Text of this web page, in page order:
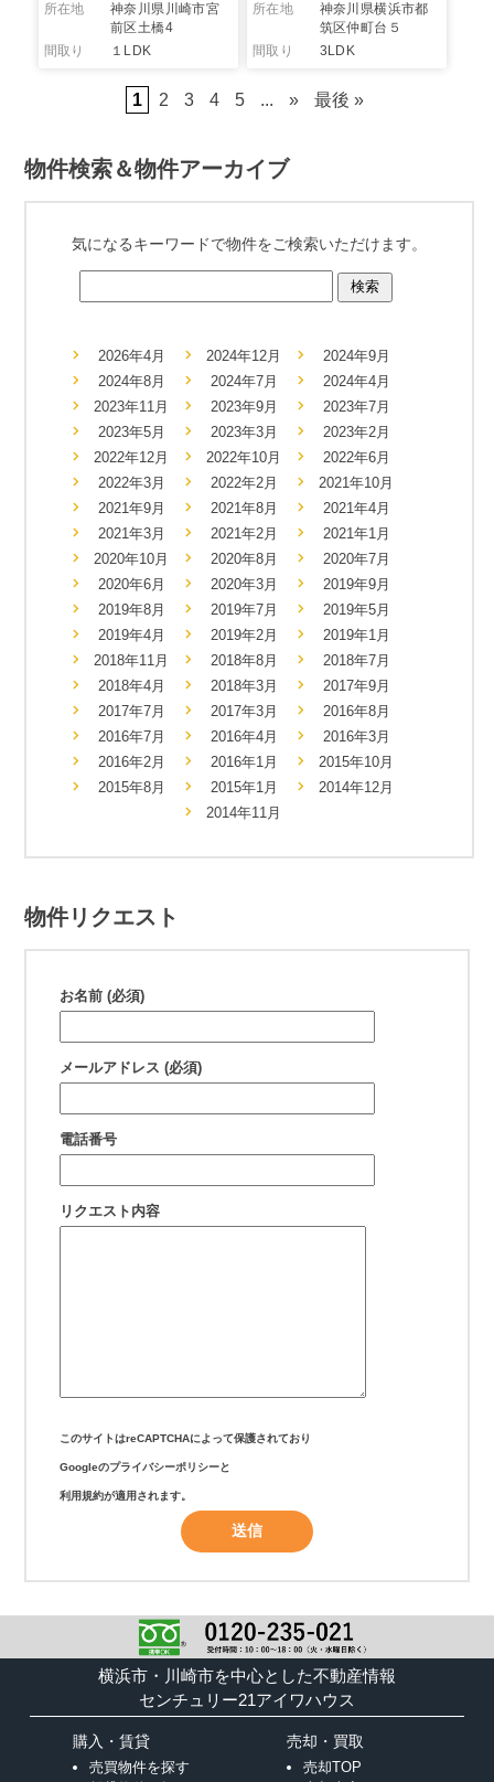
所在地
神奈川県川崎市宮
前区土橋4
間取り
１LDK
所在地
神奈川県横浜市都
筑区仲町台５
間取り
3LDK
1 2 3 4 5 ... » 最後 »
物件検索＆物件アーカイブ
気になるキーワードで物件をご検索いただけます。
2026年4月 2024年12月
2024年9月
2024年8月
2024年7月
2024年4月
2023年11月
2023年9月
2023年7月
2023年5月
2023年3月
2023年2月
2022年12月
2022年10月
2022年6月
2022年3月
2022年2月
2021年10月
2021年9月
2021年8月
2021年4月
2021年3月
2021年2月
2021年1月
2020年10月
2020年8月
2020年7月
2020年6月
2020年3月
2019年9月
2019年8月
2019年7月
2019年5月
2019年4月
2019年2月
2019年1月
2018年11月
2018年8月
2018年7月
2018年4月
2018年3月
2017年9月
2017年7月
2017年3月
2016年8月
2016年7月
2016年4月
2016年3月
2016年2月
2016年1月
2015年10月
2015年8月
2015年1月
2014年12月
2014年11月
物件リクエスト
お名前 (必須)
メールアドレス (必須)
電話番号
リクエスト内容
このサイトはreCAPTCHAによって保護されており
Googleのプライバシーポリシーと
利用規約が適用されます。
横浜市・川崎市を中心とした不動産情報
センチュリー21アイワハウス
購入・賃貸
売買物件を探す
売却・買取
売却TOP